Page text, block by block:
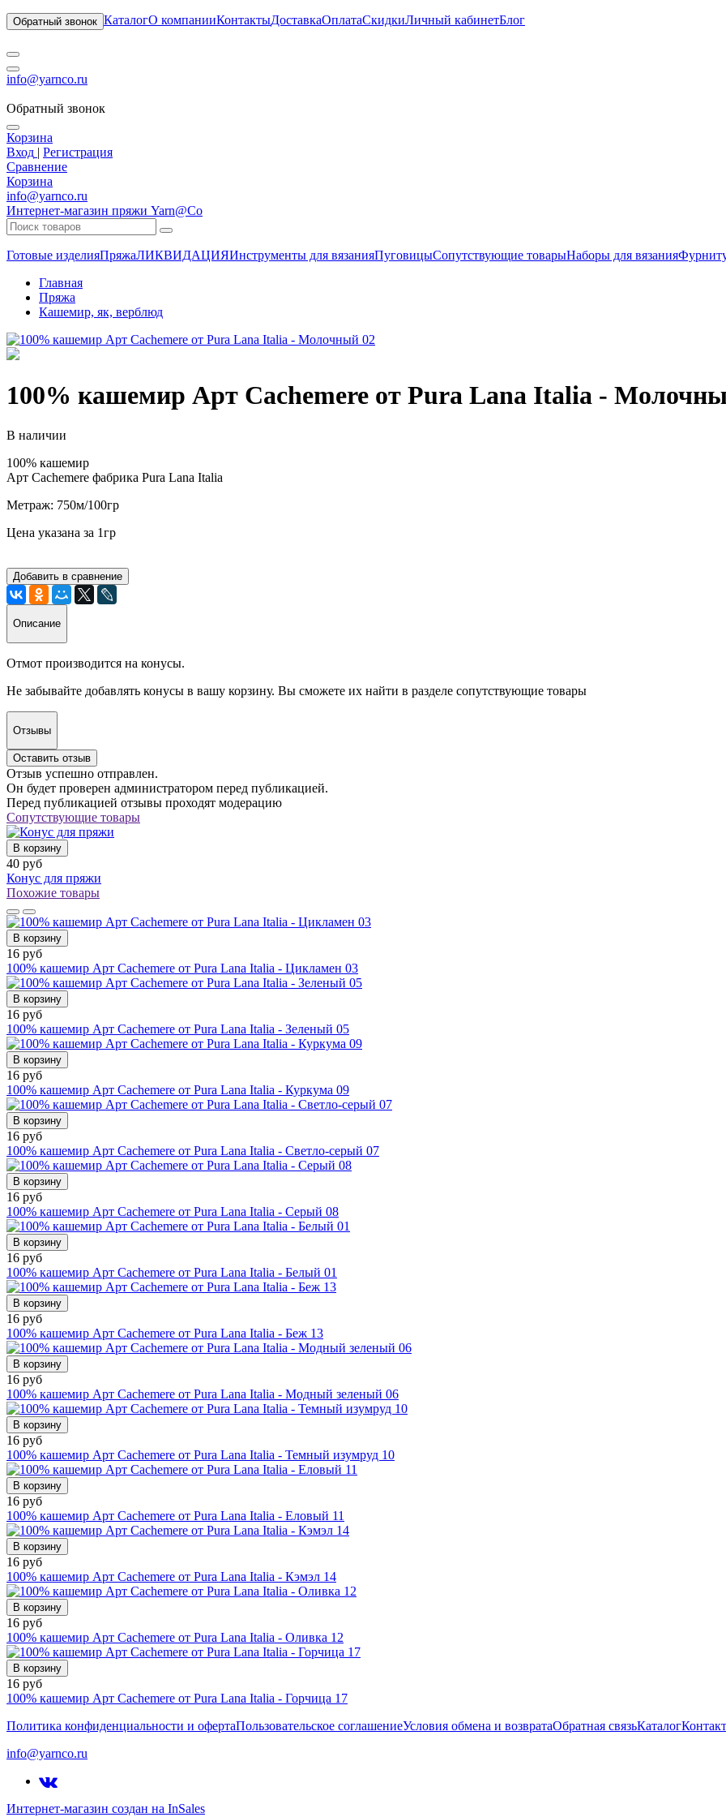
Обратный звонок КаталогО компанииКонтактыДоставкаОплатаСкидкиЛичный кабинетБлог
info@yarnco.ru
Обратный звонок
Корзина
Вход | Регистрация
Сравнение
Корзина
info@yarnco.ru
Интернет-магазин пряжи Yarn@Co
Готовые изделияПряжаЛИКВИДАЦИЯИнструменты для вязанияПуговицыСопутствующие товарыНаборы для вязания
Главная
Пряжа
Кашемир, як, верблюд
100% кашемир Арт Cachemere от Pura Lana Italia -
В наличии
100% кашемир
Арт Cachemere фабрика Pura Lana Italia
Метраж: 750м/100гр
Цена указана за 1гр
Добавить в сравнение
Описание
Отмот производится на конусы.
Не забывайте добавлять конусы в вашу корзину. Вы сможете их найти в разделе сопутствующие товары
Отзывы
Оставить отзыв
Отзыв успешно отправлен.
Он будет проверен администратором перед публикацией.
Перед публикацией отзывы проходят модерацию
Сопутствующие товары
В корзину
40 руб
Конус для пряжи
Похожие товары
В корзину
16 руб
100% кашемир Арт Cachemere от Pura Lana Italia - Цикламен 03
В корзину
16 руб
100% кашемир Арт Cachemere от Pura Lana Italia - Зеленый 05
В корзину
16 руб
100% кашемир Арт Cachemere от Pura Lana Italia - Куркума 09
В корзину
16 руб
100% кашемир Арт Cachemere от Pura Lana Italia - Светло-серый 07
В корзину
16 руб
100% кашемир Арт Cachemere от Pura Lana Italia - Серый 08
В корзину
16 руб
100% кашемир Арт Cachemere от Pura Lana Italia - Белый 01
В корзину
16 руб
100% кашемир Арт Cachemere от Pura Lana Italia - Беж 13
В корзину
16 руб
100% кашемир Арт Cachemere от Pura Lana Italia - Модный зеленый 06
В корзину
16 руб
100% кашемир Арт Cachemere от Pura Lana Italia - Темный изумруд 10
В корзину
16 руб
100% кашемир Арт Cachemere от Pura Lana Italia - Еловый 11
В корзину
16 руб
100% кашемир Арт Cachemere от Pura Lana Italia - Кэмэл 14
В корзину
16 руб
100% кашемир Арт Cachemere от Pura Lana Italia - Оливка 12
В корзину
16 руб
100% кашемир Арт Cachemere от Pura Lana Italia - Горчица 17
Политика конфиденциальности и офертаПользовательское соглашениеУсловия обмена и возвратаОбратная связьКаталог
info@yarnco.ru
Интернет-магазин создан на InSales